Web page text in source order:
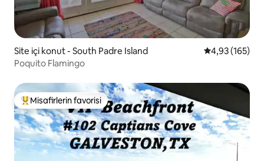
Site içi konut - South Padre Island 5 üzerinden
4,93 (165)
Poquito Flamingo
Misafirlerin favorilerinden en beğenilenler arasında
Misafirlerin favorisi